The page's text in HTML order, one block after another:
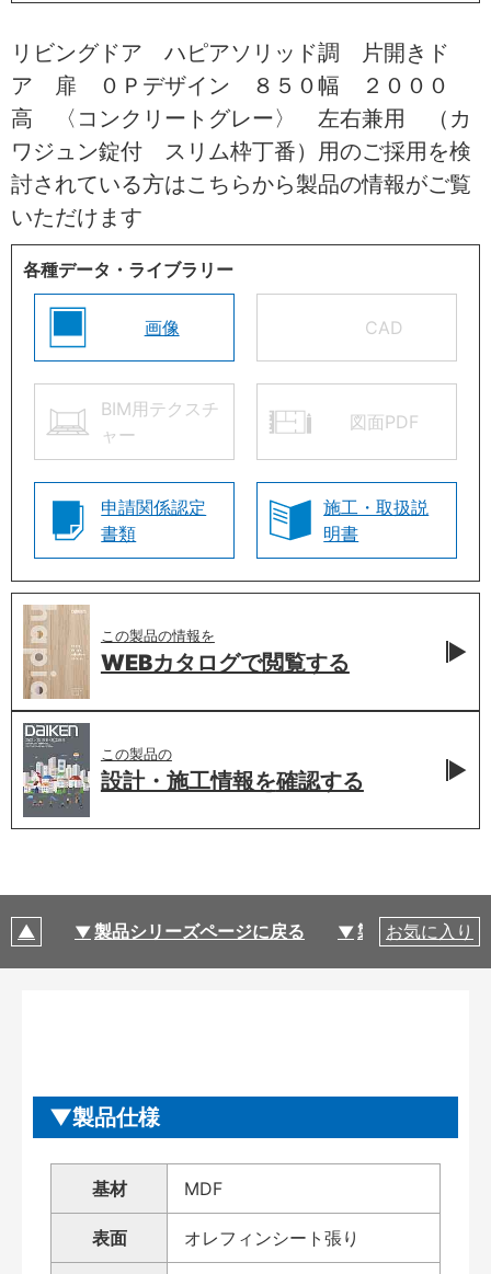
リビングドア ハピアソリッド調 片開きド
ア 扉 ０Ｐデザイン ８５０幅 ２０００
高 〈コンクリートグレー〉 左右兼用 （カ
ワジュン錠付 スリム枠丁番）用のご採用を検
討されている方はこちらから製品の情報がご覧
いただけます
各種データ・ライブラリー
画像 CAD
BIM用テクスチ
ャー
図面PDF
申請関係認定
書類
施工・取扱説
明書
この製品の情報を
WEBカタログで閲覧する
この製品の
設計・施工情報を確認する
製品シリーズページに戻る 製品仕様
お気に入り
製品仕様
基材 MDF
表面 オレフィンシート張り